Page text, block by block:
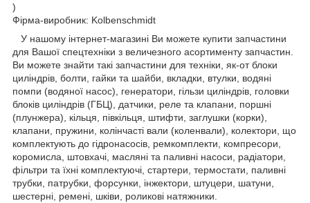
)
Фірма-виробник: Kolbenschmidt
У нашому інтернет-магазині Ви можете купити запчастини
для Вашої спецтехніки з величезного асортименту запчастин.
Ви можете знайти такі запчастини для техніки, як-от блоки
циліндрів, болти, гайки та шайби, вкладки, втулки, водяні
помпи (водяної насос), генератори, гільзи циліндрів, головки
блоків циліндрів (ГБЦ), датчики, реле та клапани, поршні
(плунжера), кільця, півкільця, штифти, заглушки (корки),
клапани, пружини, колінчасті вали (коленвали), колектори, що
комплектують до гідронасосів, ремкомплекти, компресори,
коромисла, штовхачі, масляні та паливні насоси, радіатори,
фільтри та їхні комплектуючі, стартери, термостати, паливні
трубки, патрубки, форсунки, інжектори, штуцери, шатуни,
шестерні, ремені, шківи, роликові натяжники.